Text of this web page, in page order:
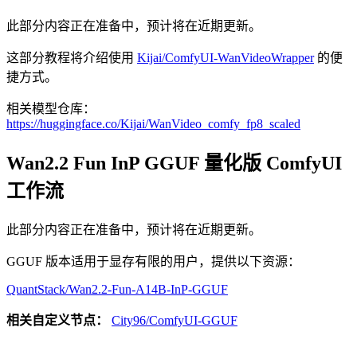
此部分内容正在准备中，预计将在近期更新。
这部分教程将介绍使用 Kijai/ComfyUI-WanVideoWrapper的便
捷方式。
相关模型仓库：
https://huggingface.co/Kijai/WanVideo_comfy_fp8_scaled
Wan2.2 Fun InP GGUF 量化版 ComfyUI
工作流
此部分内容正在准备中，预计将在近期更新。
GGUF 版本适用于显存有限的用户，提供以下资源：
QuantStack/Wan2.2-Fun-A14B-InP-GGUF
相关自定义节点： City96/ComfyUI-GGUF